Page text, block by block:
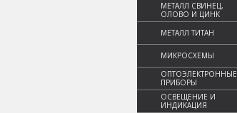
МЕТАЛЛ СВИНЕЦ,
ОЛОВО И ЦИНК
МЕТАЛЛ ТИТАН
МИКРОСХЕМЫ
ОПТОЭЛЕКТРОННЫЕ
ПРИБОРЫ
ОСВЕЩЕНИЕ И
ИНДИКАЦИЯ